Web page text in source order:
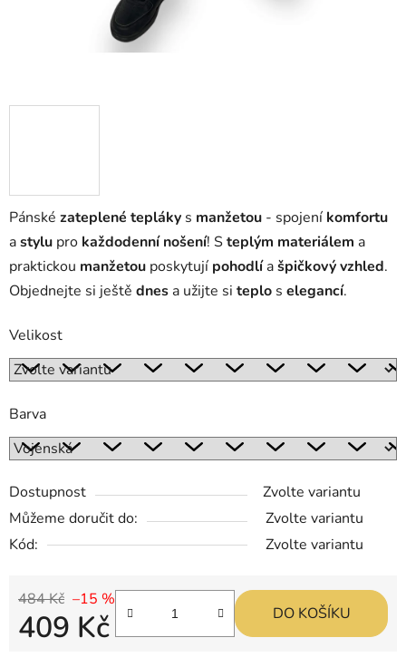
Pánské zateplené tepláky s manžetou - spojení komfortu
astylu pro každodenní nošení! Steplým materiálem a
praktickou manžetou poskytují pohodlíašpičkový vzhled.
Objednejte si ještě dnes a užijte si teplo s elegancí.
Velikost
Barva
Dostupnost
Zvolte variantu
Můžeme doručit do:
Zvolte variantu
Kód:
Zvolte variantu
484 Kč –15 %
409 Kč DO KOŠÍKU